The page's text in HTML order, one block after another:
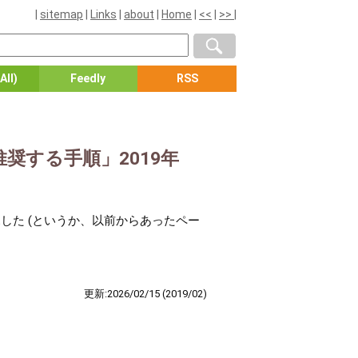
sitemap Links about Home << >>
Feedly RSS
する手順」2019年
た (というか、以前からあったペー
更新:2026/02/15 (2019/02)